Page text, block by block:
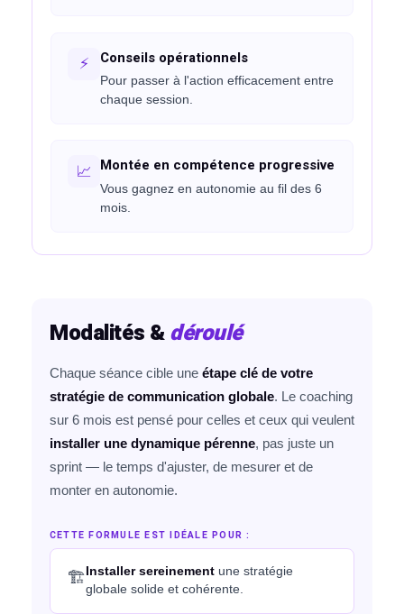
📲
& shooting
IA Vidéo IA
Live
réseaux sociaux
⚡ Conseils opérationnels
Pour passer à l'action efficacement entre
chaque session.
📈 Montée en compétence progressive
Vous gagnez en autonomie au fil des 6
mois.
Modalités &déroulé
Chaque séance cible une étape clé de votre
stratégie de communication globale. Le coaching
sur 6 mois est pensé pour celles et ceux qui veulent
installer une dynamique pérenne, pas juste un
sprint — le temps d'ajuster, de mesurer et de
monter en autonomie.
CETTE FORMULE EST IDÉALE POUR :
🏗 Installer sereinementune stratégie
globale solide et cohérente.